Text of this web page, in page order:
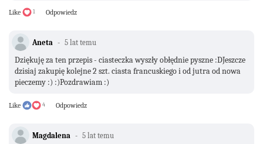
Like 1 Odpowiedz
Aneta 5 lat temu
Dziękuję za ten przepis - ciasteczka wyszły obłędnie pyszne :DJeszcze
dzisiaj zakupię kolejne 2 szt. ciasta francuskiego i od jutra od nowa
pieczemy :) :)Pozdrawiam :)
Like 4 Odpowiedz
Magdalena 5 lat temu